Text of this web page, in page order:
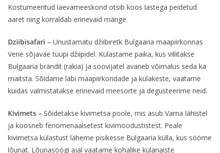
Kostümeeritud laevameeskond otsib koos lastega peidetud
aaret ning korraldab erinevaid mänge.
Dziibisafari – Unustamatu džiibiretk Bulgaaria maapiirkonnas
Vene sõjaväe tüüpi džiipidel. Külastame paika, kus villitakse
Bulgaaria brändit (rakia) ja soovijatel avaneb võimalus seda ka
maitsta. Sõidame läbi maapiirkondade ja külakeste, vaatame
kuidas valmistatakse erinevaid meesorte ja degusteerime neid.
Kivimets – Sõidetakse kivimetsa poole, mis asub Varna lähistel
ja koosneb fenomenaalsetest kivimoodustistest. Peale
kivimetsa külastust läheme pisikesse Bulgaaria külla, kus sööme
lõunat. Lõunasöögi ajal vaatame kohalike külanaiste